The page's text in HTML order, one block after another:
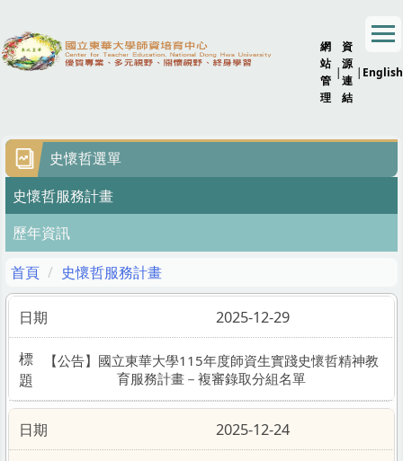
到
主
要
網
站
管
理
|
資
源
連
結
| English
史懷哲選單
史懷哲服務計畫
歷年資訊
首頁
史懷哲服務計畫
2025-12-29
【公告】國立東華大學115年度師資生實踐史懷哲精神教
育服務計畫－複審錄取分組名單
2025-12-24